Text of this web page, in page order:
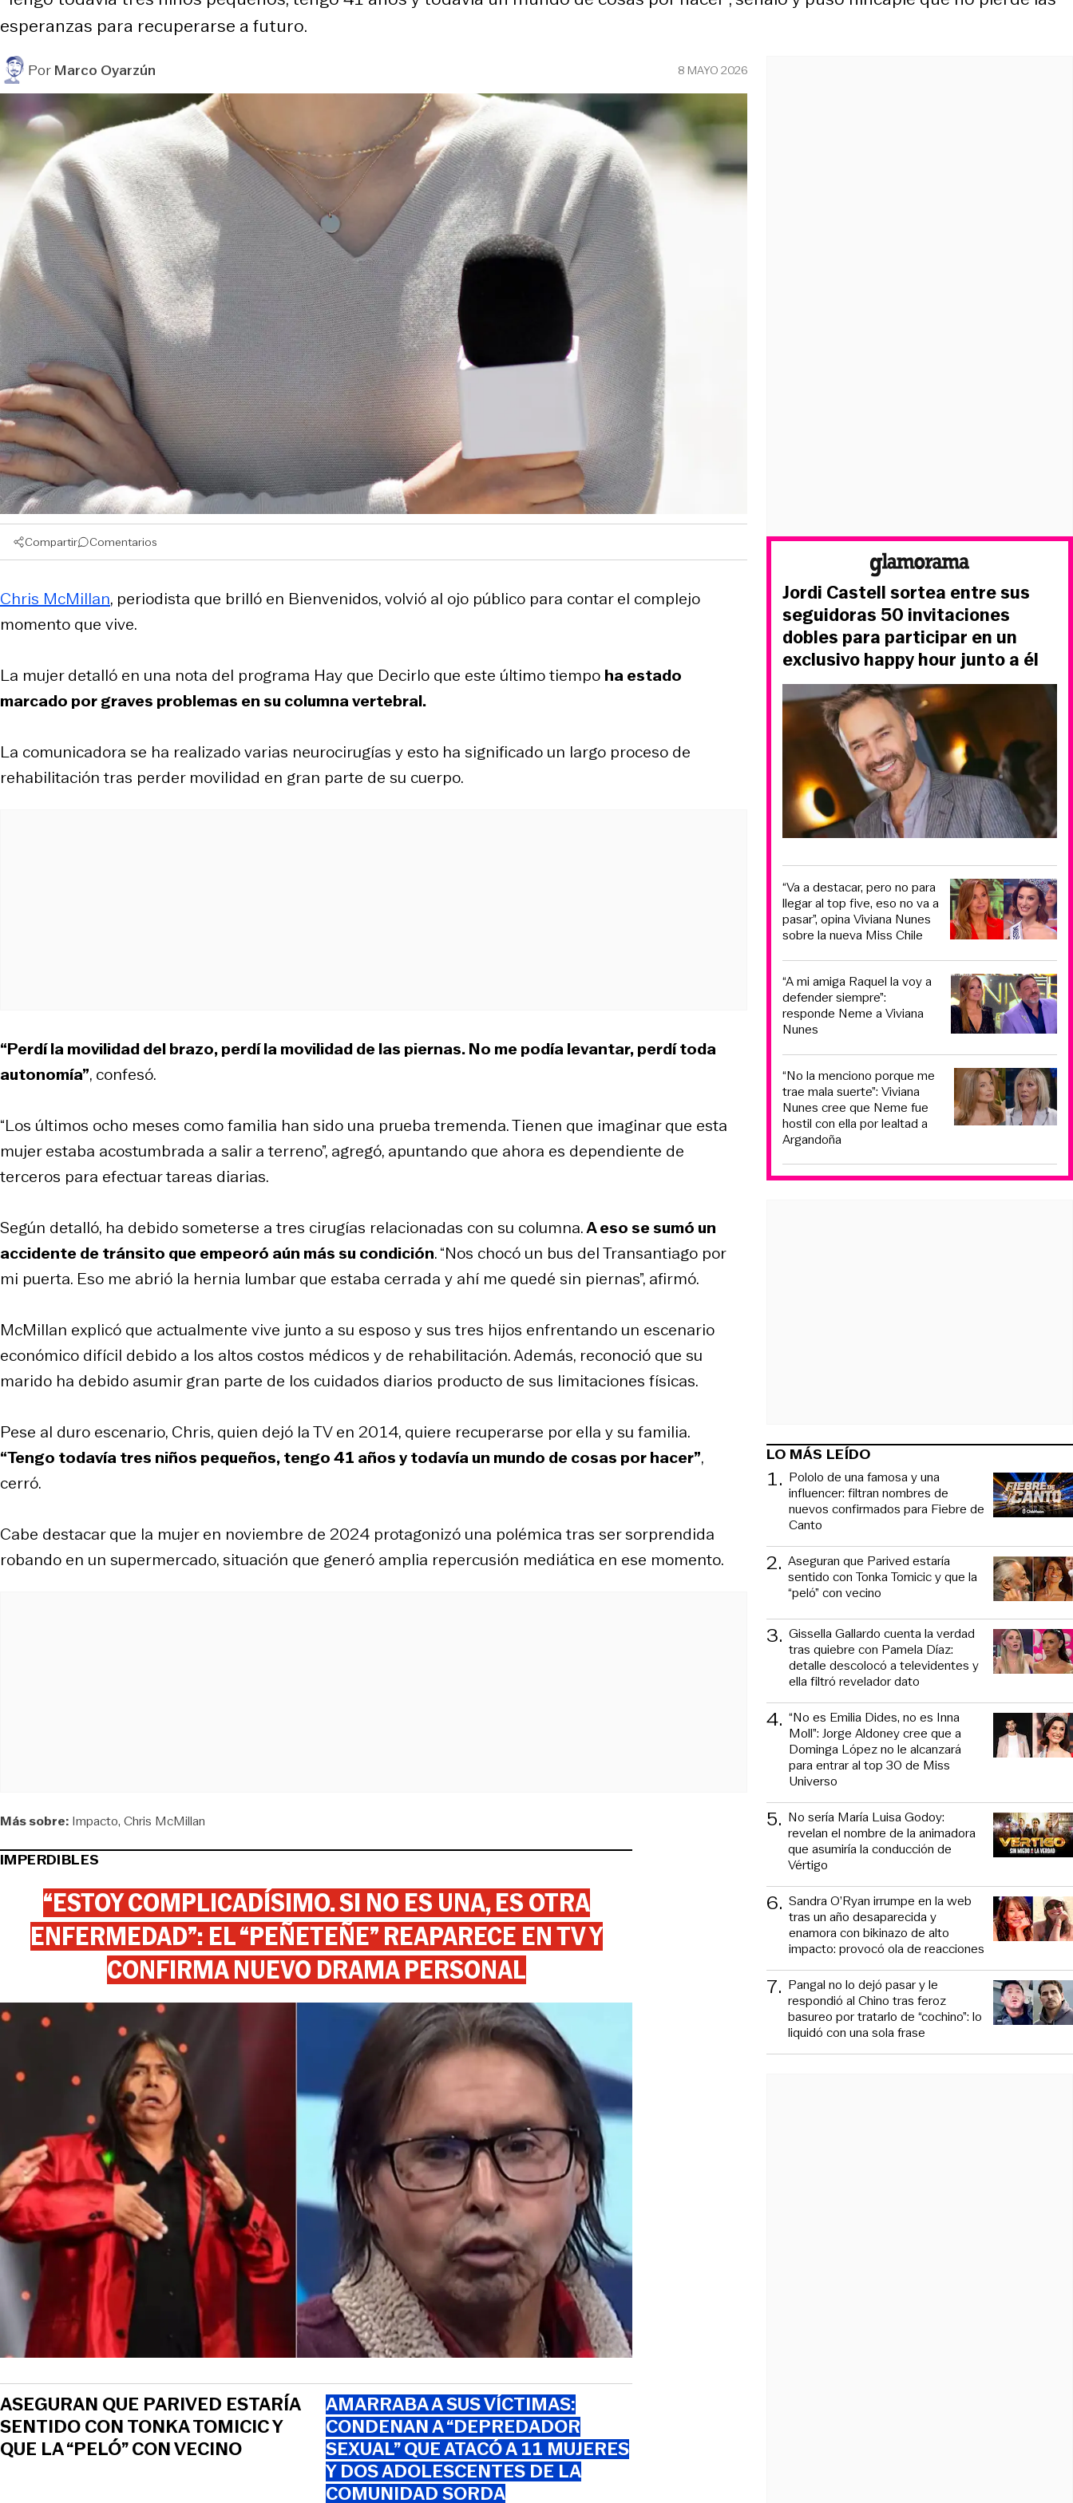
esperanzas para recuperarse a futuro.
PorMarco Oyarzún 8 MAYO 2026
Compartir Comentarios
Chris McMillan, periodista que brilló en Bienvenidos, volvió al ojo público para contar el complejo
momento que vive.
La mujer detalló en una nota del programa Hay que Decirlo que este último tiempo ha estado
marcado por graves problemas en su columna vertebral.
La comunicadora se ha realizado varias neurocirugías y esto ha significado un largo proceso de
rehabilitación tras perder movilidad en gran parte de su cuerpo.
“Perdí la movilidad del brazo, perdí la movilidad de las piernas. No me podía levantar, perdí toda
autonomía”, confesó.
“Los últimos ocho meses como familia han sido una prueba tremenda. Tienen que imaginar que esta
mujer estaba acostumbrada a salir a terreno”, agregó, apuntando que ahora es dependiente de
terceros para efectuar tareas diarias.
Según detalló, ha debido someterse a tres cirugías relacionadas con su columna.A eso se sumó un
accidente de tránsito que empeoró aún más su condición. “Nos chocó un bus del Transantiago por
mi puerta. Eso me abrió la hernia lumbar que estaba cerrada y ahí me quedé sin piernas”, afirmó.
McMillan explicó que actualmente vive junto a su esposo y sus tres hijos enfrentando un escenario
económico difícil debido a los altos costos médicos y de rehabilitación. Además, reconoció que su
marido ha debido asumir gran parte de los cuidados diarios producto de sus limitaciones físicas.
Pese al duro escenario, Chris, quien dejó la TV en 2014, quiere recuperarse por ella y su familia.
“Tengo todavía tres niños pequeños, tengo 41 años y todavía un mundo de cosas por hacer”,
cerró.
Cabe destacar que la mujer en noviembre de 2024 protagonizó una polémica tras ser sorprendida
robando en un supermercado, situación que generó amplia repercusión mediática en ese momento.
Más sobre: Impacto Chris McMillan
IMPERDIBLES
“ESTOY COMPLICADÍSIMO. SI NO ES UNA, ES OTRA
ENFERMEDAD”: EL “PEÑETEÑE” REAPARECE EN TV Y
CONFIRMA NUEVO DRAMA PERSONAL
ASEGURAN QUE PARIVED ESTARÍA
SENTIDO CON TONKA TOMICIC Y
QUE LA “PELÓ” CON VECINO
AMARRABA A SUS VÍCTIMAS:
CONDENAN A “DEPREDADOR
SEXUAL” QUE ATACÓ A 11 MUJERES
Y DOS ADOLESCENTES DE LA
COMUNIDAD SORDA
Jordi Castell sortea entre sus
seguidoras 50 invitaciones
dobles para participar en un
exclusivo happy hour junto a él
“Va a destacar, pero no para
llegar al top five, eso no va a
pasar”, opina Viviana Nunes
sobre la nueva Miss Chile
“A mi amiga Raquel la voy a
defender siempre”:
responde Neme a Viviana
Nunes
“No la menciono porque me
trae mala suerte”: Viviana
Nunes cree que Neme fue
hostil con ella por lealtad a
Argandoña
LO MÁS LEÍDO
1. Pololo de una famosa y una
influencer: filtran nombres de
nuevos confirmados para Fiebre de
Canto
2. Aseguran que Parived estaría
sentido con Tonka Tomicic y que la
“peló” con vecino
3. Gissella Gallardo cuenta la verdad
tras quiebre con Pamela Díaz:
detalle descolocó a televidentes y
ella filtró revelador dato
4. “No es Emilia Dides, no es Inna
Moll”: Jorge Aldoney cree que a
Dominga López no le alcanzará
para entrar al top 30 de Miss
Universo
5. No sería María Luisa Godoy:
revelan el nombre de la animadora
que asumiría la conducción de
Vértigo
6. Sandra O’Ryan irrumpe en la web
tras un año desaparecida y
enamora con bikinazo de alto
impacto: provocó ola de reacciones
7. Pangal no lo dejó pasar y le
respondió al Chino tras feroz
basureo por tratarlo de “cochino”: lo
liquidó con una sola frase